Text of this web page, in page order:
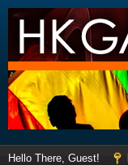
Hello There, Guest!